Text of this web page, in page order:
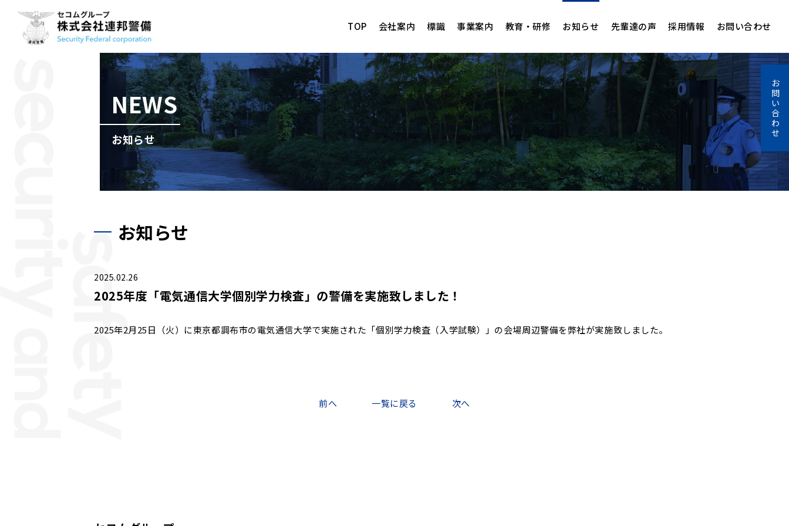
TOP 会社案内 標識 事業案内 教育・研修 お知らせ 先輩達の声 採用情報 お問い合わせ
お
問
い
合
わ
せ
NEWS
お知らせ
お知らせ
2025.02.26
2025年度「電気通信大学個別学力検査」の警備を実施致しました！
2025年2月25日（火）に東京都調布市の電気通信大学で実施された「個別学力検査（入学試験）」の会場周辺警備を弊社が実施致しました。
前へ 一覧に戻る 次へ